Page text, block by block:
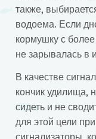
также,
водоема. Если
кормушку с
не зарывалась в
В качестве
кончик удилища,
сидеть и не
для этой цели
сигнализаторы,